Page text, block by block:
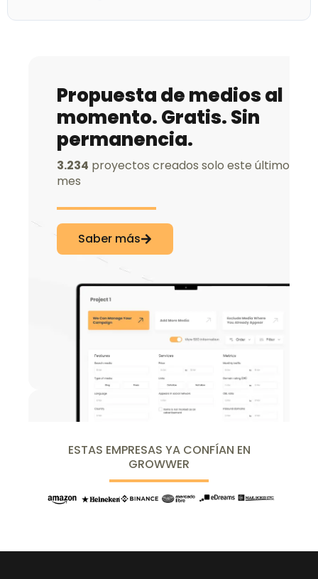
Propuesta de medios al
momento. Gratis. Sin
permanencia.
3.234 proyectos creados solo este último
mes
Saber más
ESTAS EMPRESAS YA CONFÍAN EN
GROWWER